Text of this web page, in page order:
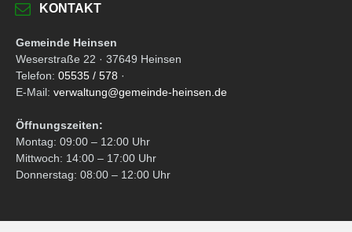
KONTAKT
Gemeinde Heinsen
Weserstraße 22 · 37649 Heinsen
Telefon: 05535 / 578 ·
E-Mail: verwaltung@gemeinde-heinsen.de
Öffnungszeiten:
Montag: 09:00 – 12:00 Uhr
Mittwoch: 14:00 – 17:00 Uhr
Donnerstag: 08:00 – 12:00 Uhr